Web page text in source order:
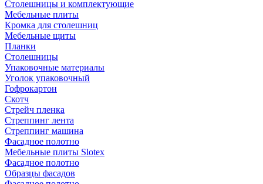
Столешницы и комплектующие
Мебельные плиты
Кромка для столешниц
Мебельные щиты
Планки
Столешницы
Упаковочные материалы
Уголок упаковочный
Гофрокартон
Скотч
Стрейч пленка
Стреппинг лента
Стреппинг машина
Фасадное полотно
Мебельные плиты Slotex
Фасадное полотно
Образцы фасадов